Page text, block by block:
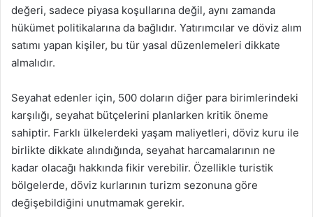
değeri, sadece piyasa koşullarına değil, aynı zamanda
hükümet politikalarına da bağlıdır. Yatırımcılar ve döviz alım
satımı yapan kişiler, bu tür yasal düzenlemeleri dikkate
almalıdır.
Seyahat edenler için, 500 doların diğer para birimlerindeki
karşılığı, seyahat bütçelerini planlarken kritik öneme
sahiptir. Farklı ülkelerdeki yaşam maliyetleri, döviz kuru ile
birlikte dikkate alındığında, seyahat harcamalarının ne
kadar olacağı hakkında fikir verebilir. Özellikle turistik
bölgelerde, döviz kurlarının turizm sezonuna göre
değişebildiğini unutmamak gerekir.